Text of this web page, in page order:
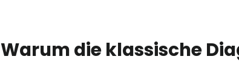
Warum die klassische